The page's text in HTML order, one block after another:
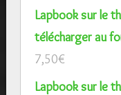
Lapbook sur le
télécharger au
7,50€
Lapbook sur le